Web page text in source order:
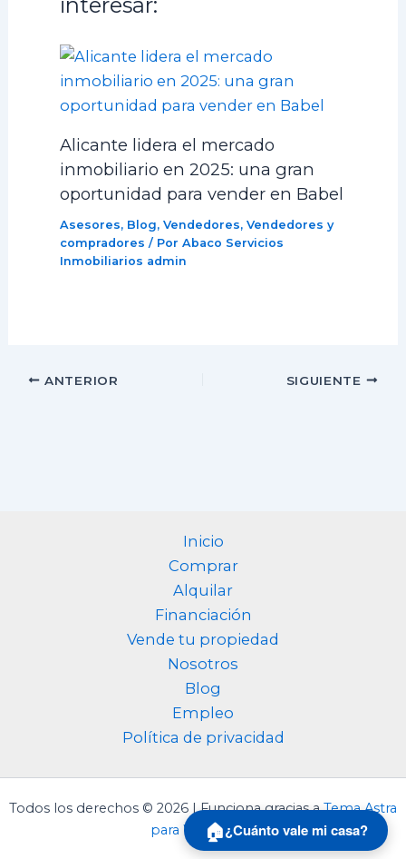
Alicante lidera el mercado
inmobiliario en 2025: una gran
oportunidad para vender en Babel
Asesores, Blog,Vendedores,Vendedores y
compradores / Por Abaco Servicios
Inmobiliarios admin
ANTERIOR SIGUIENTE
Inicio
Comprar
Alquilar
Financiación
Vende tu propiedad
Nosotros
Blog
Empleo
Política de privacidad
Todos los derechos © 2026 | Funciona gracias aTema Astra
para WordPress
🏠¿Cuánto vale mi casa?